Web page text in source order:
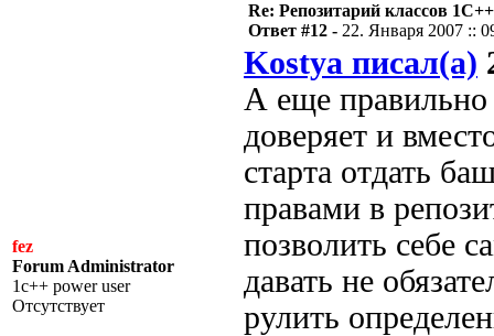
fez
Forum Administrator
1c++ power user
Отсутствует
Re: Репозитарий классов
Ответ #12 - 22. Января 2007 ::
Kostya писал(а)
А еще правильно
доверяет и
старта отдать
правами в
позволить себе
давать не
рулить